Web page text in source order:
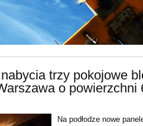
trzy pokojowe
o powierzchni
Na podłodze nowe